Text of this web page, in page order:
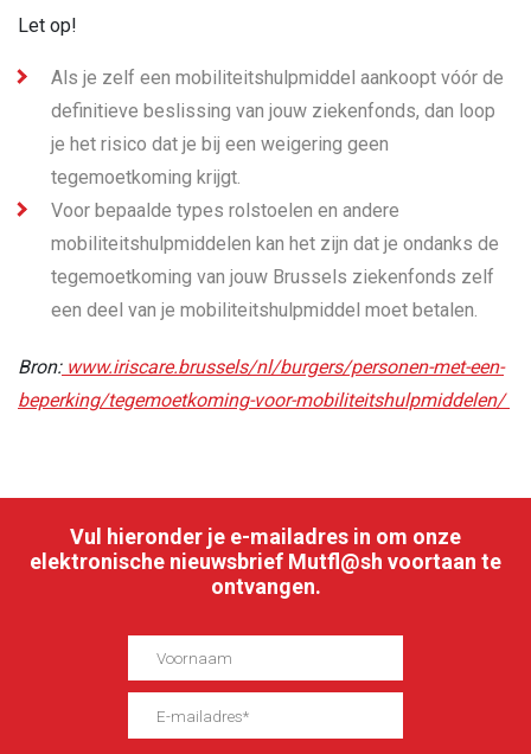
Let op!
Als je zelf een mobiliteitshulpmiddel aankoopt vóór de
definitieve beslissing van jouw ziekenfonds, dan loop
je het risico dat je bij een weigering geen
tegemoetkoming krijgt.
Voor bepaalde types rolstoelen en andere
mobiliteitshulpmiddelen kan het zijn dat je ondanks de
tegemoetkoming van jouw Brussels ziekenfonds zelf
een deel van je mobiliteitshulpmiddel moet betalen.
Bron:www.iriscare.brussels/nl/burgers/personen-met-een-
beperking/tegemoetkoming-voor-mobiliteitshulpmiddelen/
Vul hieronder je e-mailadres in om onze
elektronische nieuwsbrief Mutfl@sh voortaan te
ontvangen.